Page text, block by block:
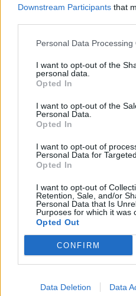
Downstream Participants that
Personal Data Processing
I want to opt-out of the
personal data.
Opted In
I want to opt-out of the
Personal Data.
Opted In
I want to opt-out of
Personal Data for
Opted In
I want to opt-out of
Retention, Sale, and/or
Personal Data that Is
Purposes for which it was
Opted Out
CONFIRM
Data Deletion Data
Trečiuoju bandymu
pritūpti su štanga, ant
moterims svoris – net
taisykles tupiant
prireikus padėti penki
kairės ir dešinės bei